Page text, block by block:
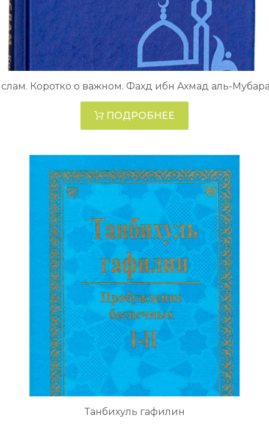
Коротко о важном. Фахд ибн Ахмад аль-
ПОДРОБНЕЕ
Танбихуль гафилин